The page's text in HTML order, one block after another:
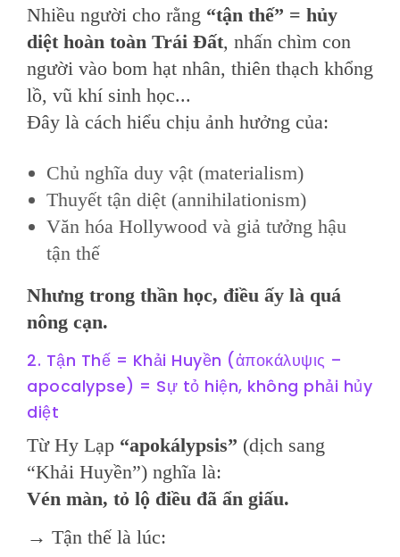
Nhiều người cho rằng “tận thế” = hủy
diệt hoàn toàn Trái Đất, nhấn chìm con
người vào bom hạt nhân, thiên thạch khổng
lồ, vũ khí sinh học...
Đây là cách hiểu chịu ảnh hưởng của:
Chủ nghĩa duy vật (materialism)
Thuyết tận diệt (annihilationism)
Văn hóa Hollywood và giả tưởng hậu
tận thế
Nhưng trong thần học, điều ấy là quá
nông cạn.
2. Tận Thế = Khải Huyền (ἀποκάλυψις –
apocalypse) = Sự tỏ hiện, không phải hủy
diệt
Từ Hy Lạp “apokálypsis” (dịch sang
“Khải Huyền”) nghĩa là:
Vén màn, tỏ lộ điều đã ẩn giấu.
→ Tận thế là lúc: